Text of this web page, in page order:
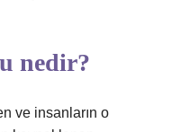
nedir?
ve insanların o